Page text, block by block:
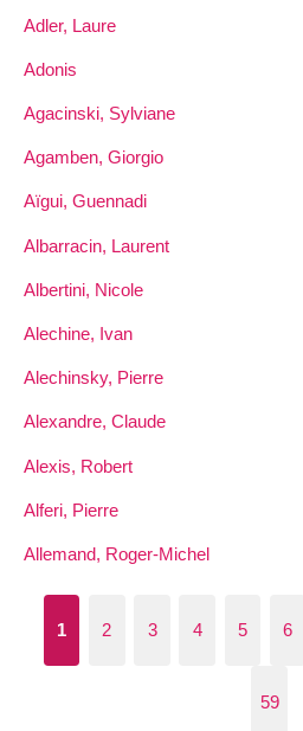
Adler, Laure
Adonis
Agacinski, Sylviane
Agamben, Giorgio
Aïgui, Guennadi
Albarracin, Laurent
Albertini, Nicole
Alechine, Ivan
Alechinsky, Pierre
Alexandre, Claude
Alexis, Robert
Alferi, Pierre
Allemand, Roger-Michel
1 2 3 4 5 6
59